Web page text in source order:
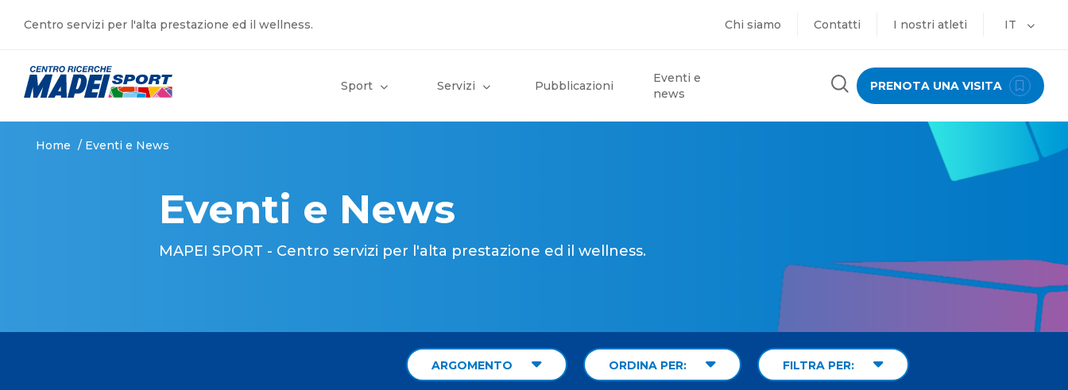
Centro servizi per l'alta prestazione ed il wellness. Chi siamo Contatti I nostri atleti IT
Sport Servizi Pubblicazioni
Eventi e
news
PRENOTA UNA VISITA
Home / Eventi e News
Eventi e News
MAPEI SPORT - Centro servizi per l'alta prestazione ed il wellness.
ARGOMENTO ORDINA PER: FILTRA PER: